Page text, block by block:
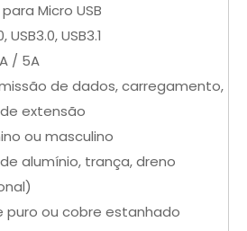
para Micro USB
USB3.0, USB3.1
/ 5A
de dados, carregamento,
extensão
ou masculino
alumínio, trança, dreno
puro ou cobre estanhado